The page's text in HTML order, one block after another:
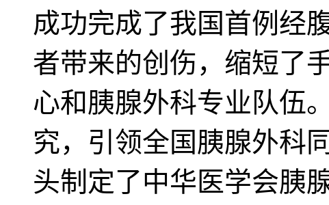
成功完成了我国首例经
者带来的创伤，缩短了
心和胰腺外科专业队伍
究，引领全国胰腺外科
头制定了中华医学会胰